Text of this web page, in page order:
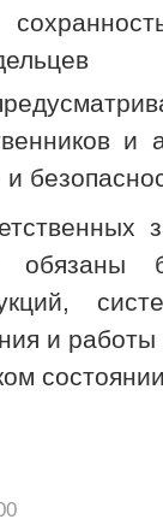
обязаны
и